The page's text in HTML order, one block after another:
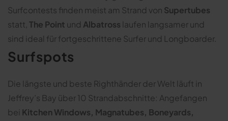
Surfcontests finden meist am Strand von Supertubes
statt, The Point und Albatross laufen langsamer und
sind ideal für fortgeschrittene Surfer und Longboarder.
Surfspots
Die längste und beste Righthänder der Welt läuft in
Jeffrey’s Bay über 10 Strandabschnitte: Angefangen
bei Kitchen Windows, Magnatubes, Boneyards,